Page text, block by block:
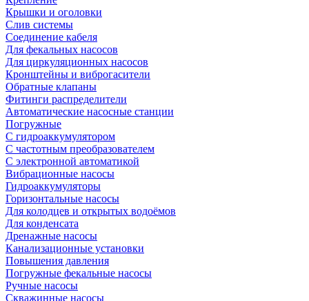
Крышки и оголовки
Слив системы
Соединение кабеля
Для фекальных насосов
Для циркуляционных насосов
Кронштейны и виброгасители
Обратные клапаны
Фитинги распределители
Автоматические насосные станции
Погружные
С гидроаккумулятором
С частотным преобразователем
С электронной автоматикой
Вибрационные насосы
Гидроаккумуляторы
Горизонтальные насосы
Для колодцев и открытых водоёмов
Для конденсата
Дренажные насосы
Канализационные установки
Повышения давления
Погружные фекальные насосы
Ручные насосы
Скважинные насосы